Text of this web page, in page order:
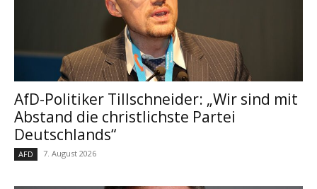
AfD-Politiker Tillschneider: „Wir sind mit
Abstand die christlichste Partei
Deutschlands“
AFD 7. August 2026